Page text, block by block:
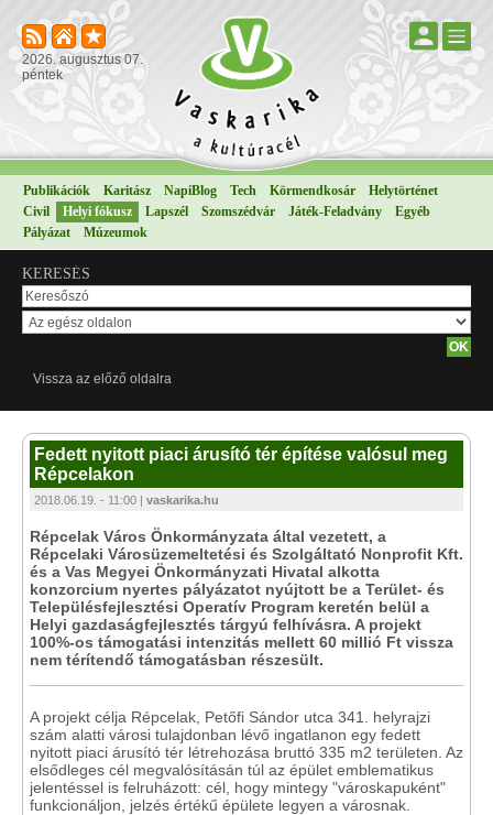
2026. augusztus 07.
péntek
Publikációk Karitász NapiBlog Tech Körmendkosár
Helytörténet
Civil
Helyi fókusz Lapszél Szomszédvár Játék-Feladvány
Egyéb
Pályázat
Múzeumok
KERESÉS
Vissza az előző oldalra
Fedett nyitott piaci árusító tér építése valósul meg
Répcelakon
2018.06.19. - 11:00 | vaskarika.hu
Répcelak Város Önkormányzata által vezetett, a
Répcelaki Városüzemeltetési és Szolgáltató Nonprofit Kft.
és a Vas Megyei Önkormányzati Hivatal alkotta
konzorcium nyertes pályázatot nyújtott be a Terület- és
Településfejlesztési Operatív Program keretén belül a
Helyi gazdaságfejlesztés tárgyú felhívásra. A projekt
100%-os támogatási intenzitás mellett 60 millió Ft vissza
nem térítendő támogatásban részesült.
A projekt célja Répcelak, Petőfi Sándor utca 341. helyrajzi
szám alatti városi tulajdonban lévő ingatlanon egy fedett
nyitott piaci árusító tér létrehozása bruttó 335 m2 területen. Az
elsődleges cél megvalósításán túl az épület emblematikus
jelentéssel is felruházott: cél, hogy mintegy "városkapuként"
funkcionáljon, jelzés értékű épülete legyen a városnak.